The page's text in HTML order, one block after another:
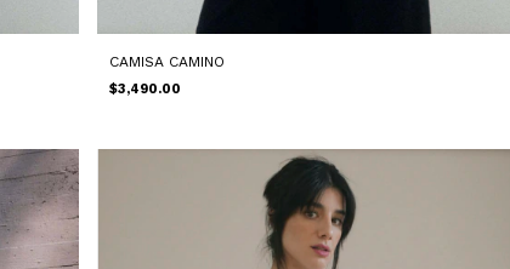
CAMISA CAMINO
$3,490.00